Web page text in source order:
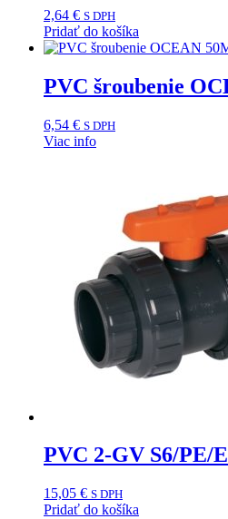
2,64 € S DPH
Pridať do košíka
PVC šroubenie
6,54 € S DPH
Viac info
PVC 2-GV S6/PE/
15,05 € S DPH
Pridať do košíka